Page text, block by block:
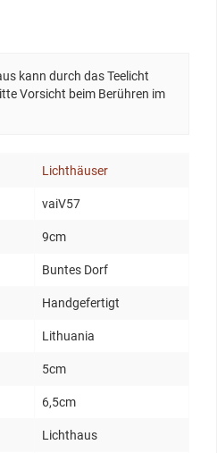
kann durch das Teelicht
Vorsicht beim Berühren im
Lichthäuser
vaiV57
9cm
Buntes Dorf
Handgefertigt
Lithuania
5cm
6,5cm
Lichthaus